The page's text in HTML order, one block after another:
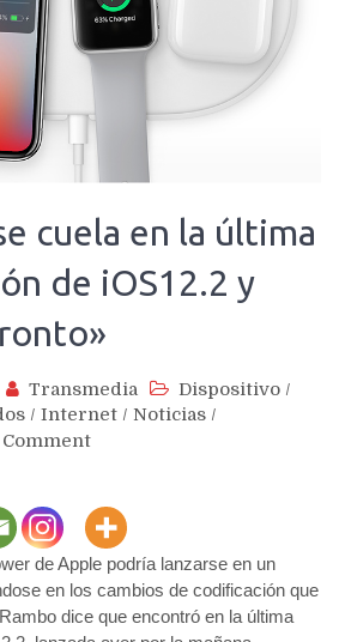
cuela en la última
de iOS12.2 y
Transmedia Dispositivo /
/ Internet / Noticias /
on
cuela
en
la
última
actualización
de Apple podría lanzarse en un
en los cambios de codificación que
dice que encontró en la última